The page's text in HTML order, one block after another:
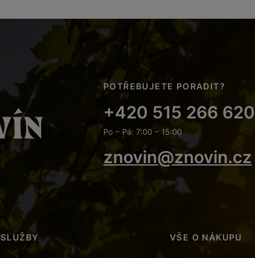
POTŘEBUJETE PORADIT?
+420 515 266 620
Po – Pá: 7:00 – 15:00
znovin@znovin.cz
SLUŽBY VŠE O NÁKUPU